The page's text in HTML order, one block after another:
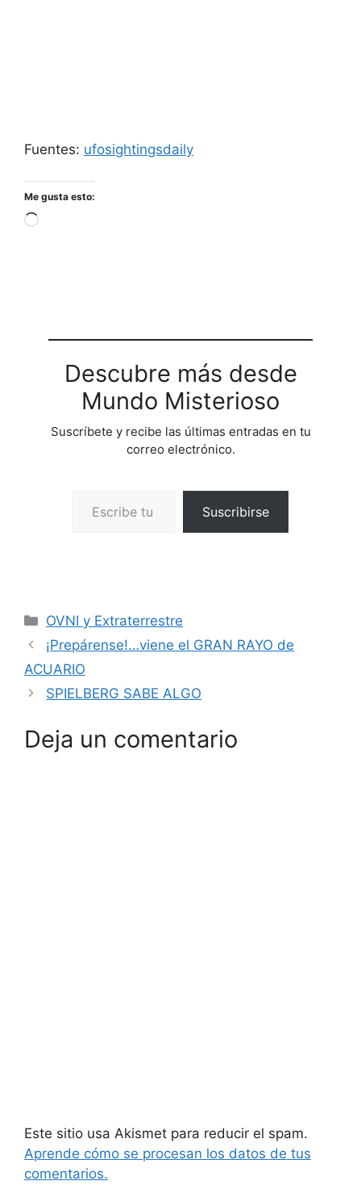
Fuentes: ufosightingsdaily
Me gusta esto:
Cargando...
Descubre más desde
Mundo Misterioso
Suscríbete y recibe las últimas entradas en tu
correo electrónico.
Suscribirse
Categorías
OVNI y Extraterrestre
¡Prepárense!…viene el GRAN RAYO de
ACUARIO
SPIELBERG SABE ALGO
Deja un comentario
Este sitio usa Akismet para reducir el spam.
Aprende cómo se procesan los datos de tus
comentarios.